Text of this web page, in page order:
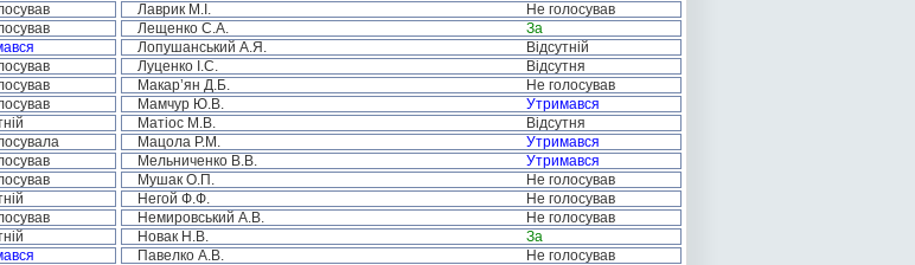
Лаврик М.І.
Не голосував
Лещенко С.А.
За
Лопушанський А.Я.
Відсутній
Луценко І.С.
Відсутня
Макар’ян Д.Б.
Не голосував
Мамчур Ю.В.
Утримався
Матіос М.В.
Відсутня
Мацола Р.М.
Утримався
Мельниченко В.В.
Утримався
Мушак О.П.
Не голосував
Негой Ф.Ф.
Не голосував
Немировський А.В.
Не голосував
Новак Н.В.
За
Павелко А.В.
Не голосував